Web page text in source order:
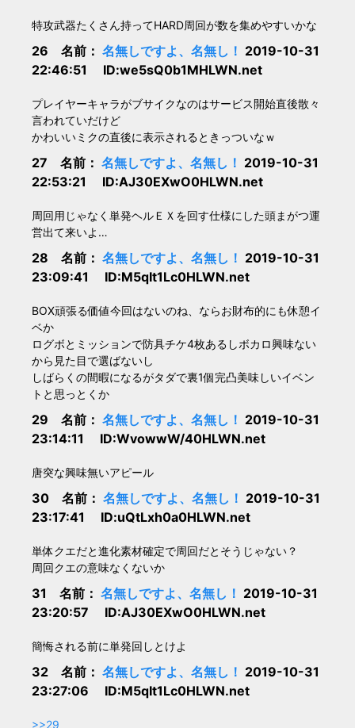
特攻武器たくさん持ってHARD周回が数を集めやすいかな
26 名前： 名無しですよ、名無し！ 2019-10-31
22:46:51 ID:we5sQ0b1MHLWN.net
プレイヤーキャラがブサイクなのはサービス開始直後散々
言われていだけど
かわいいミクの直後に表示されるときっついなｗ
27 名前： 名無しですよ、名無し！ 2019-10-31
22:53:21 ID:AJ30EXwO0HLWN.net
周回用じゃなく単発ヘルＥＸを回す仕様にした頭まがつ運
営出て来いよ…
28 名前： 名無しですよ、名無し！ 2019-10-31
23:09:41 ID:M5qIt1Lc0HLWN.net
BOX頑張る価値今回はないのね、ならお財布的にも休憩イ
ベか
ログボとミッションで防具チケ4枚あるしボカロ興味ない
から見た目で選ばないし
しばらくの間暇になるがタダで裏1個完凸美味しいイベン
トと思っとくか
29 名前： 名無しですよ、名無し！ 2019-10-31
23:14:11 ID:WvowwW/40HLWN.net
唐突な興味無いアピール
30 名前： 名無しですよ、名無し！ 2019-10-31
23:17:41 ID:uQtLxh0a0HLWN.net
単体クエだと進化素材確定で周回だとそうじゃない？
周回クエの意味なくないか
31 名前： 名無しですよ、名無し！ 2019-10-31
23:20:57 ID:AJ30EXwO0HLWN.net
簡悔される前に単発回しとけよ
32 名前： 名無しですよ、名無し！ 2019-10-31
23:27:06 ID:M5qIt1Lc0HLWN.net
>>29